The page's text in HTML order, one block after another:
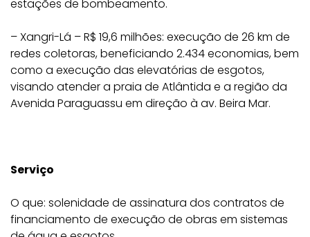
estações de bombeamento.
– Xangri-Lá – R$ 19,6 milhões: execução de 26 km de
redes coletoras, beneficiando 2.434 economias, bem
como a execução das elevatórias de esgotos,
visando atender a praia de Atlântida e a região da
Avenida Paraguassu em direção à av. Beira Mar.
Serviço
O que: solenidade de assinatura dos contratos de
financiamento de execução de obras em sistemas